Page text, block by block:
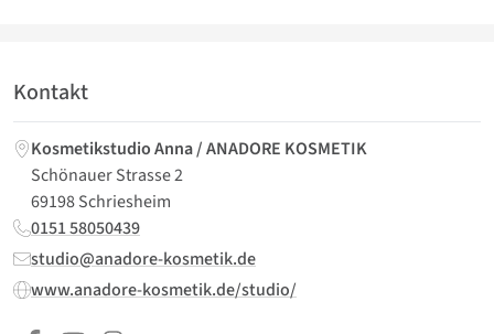
Kontakt
Kosmetikstudio Anna / ANADORE KOSMETIK
Schönauer Strasse 2
69198 Schriesheim
0151 58050439
studio@anadore-kosmetik.de
www.anadore-kosmetik.de/studio/